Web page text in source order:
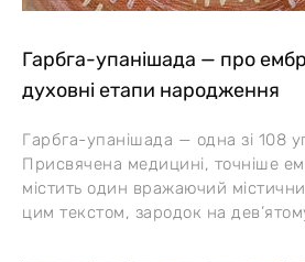
Гарбга-упанішада — про
духовні етапи народження
Гарбга-упанішада — одна зі 108
Присвячена медицині, точніше
містить один вражаючий
цим текстом, зародок на